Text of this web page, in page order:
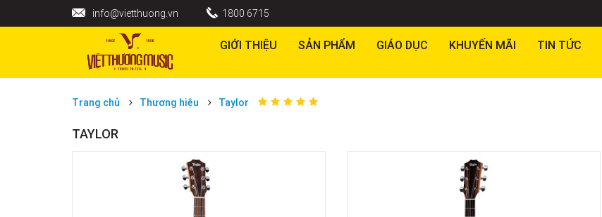
info@vietthuong.vn 1800 6715
GIỚI THIỆU SẢN PHẨM GIÁO DỤC KHUYẾN MÃI TIN TỨC
Trang chủ Thương hiệu Taylor
TAYLOR